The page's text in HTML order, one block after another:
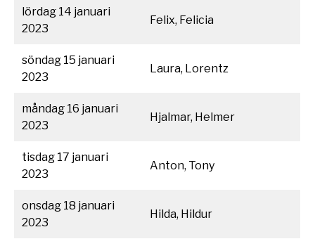
lördag 14 januari
2023
Felix, Felicia
söndag 15 januari
2023
Laura, Lorentz
måndag 16 januari
2023
Hjalmar, Helmer
tisdag 17 januari
2023
Anton, Tony
onsdag 18 januari
2023
Hilda, Hildur